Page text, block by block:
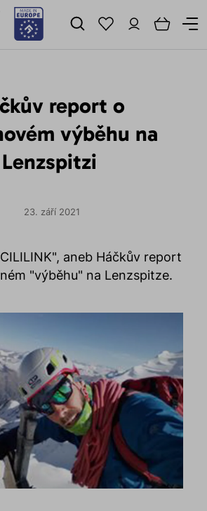
report o
výběhu na
Lenzspitzi
23. září 2021
aneb Háčkův report
"výběhu" na Lenzspitze.